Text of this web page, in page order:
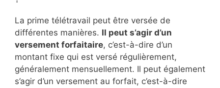
La prime télétravail peut être versée de
différentes manières. Il peut s’agir d’un
versement forfaitaire, c’est-à-dire d’un
montant fixe qui est versé régulièrement,
généralement mensuellement. Il peut également
s’agir d’un versement au forfait, c’est-à-dire